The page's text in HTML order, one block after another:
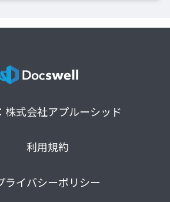
株式会社アプルーシッド
利用規約
ライバシーポリシー